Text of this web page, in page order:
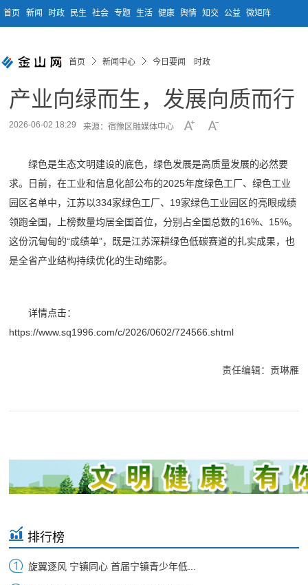
首页 新闻 时政 民生 社会 专题 生活 健康 舆情 知交 公益 微矩阵
首页 新闻中心 今日要闻 时政
产业向绿而生，发展向质而行
2026-06-02 18:29 来源：宿豫区融媒体中心
绿色是生态文明建设的底色，绿色发展是高质量发展的必然要
求。日前，在工业和信息化部公布的2025年度绿色工厂、绿色工业
园区名单中，江苏以334家绿色工厂、 19家绿色工业园区的亮眼成绩
领跑全国，上榜数量均居全国首位，分别占全国总数的16%、 15%。
这份沉甸甸的“成绩单”，既是江苏深耕绿色低碳赛道的扎实成果，也
是全省产业结构持续优化的生动缩影。
详情点击：
https://www.sq1996.com/c/2026/0602/724566.shtml
责任编辑：贡琳雁
排行榜
旋翼逐风 宁镇同心 首届宁镇青少年低...